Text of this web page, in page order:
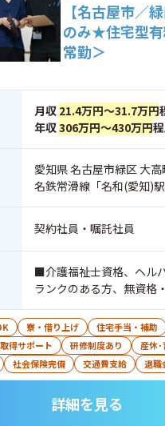
【名古屋市／
のみ★住宅型
常勤＞
月収 21.4万円～31.7万円
年収306万円～430万円
愛知県 名古屋市緑区 大
名鉄常滑線「名和(愛知)
契約社員・嘱託社員
■介護福祉士資格、ヘル
ランクのある方、無資格
寮・借り上げ 住宅手当・補助
得サポート 研修制度あり 産休
社会保険完備 交通費支給 退職
詳細を見る